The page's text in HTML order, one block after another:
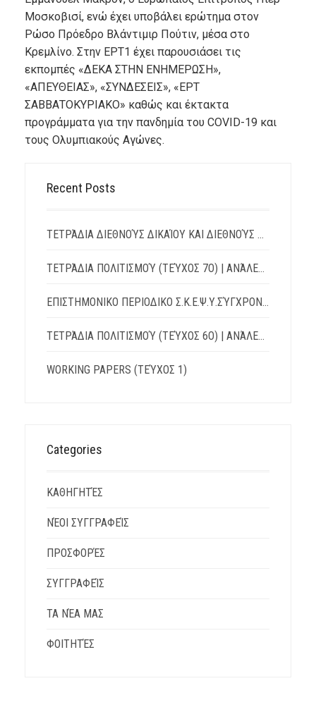
Μοσκοβισί, ενώ έχει υποβάλει ερώτημα στον
Ρώσο Πρόεδρο Βλάντιμιρ Πούτιν, μέσα στο
Κρεμλίνο. Στην ΕΡΤ1 έχει παρουσιάσει τις
εκπομπές «ΔΕΚΑ ΣΤΗΝ ΕΝΗΜΕΡΩΣΗ»,
«ΑΠΕΥΘΕΙΑΣ», «ΣΥΝΔΕΣΕΙΣ», «ΕΡΤ
ΣΑΒΒΑΤΟΚΥΡΙΑΚΟ» καθώς και έκτακτα
προγράμματα για την πανδημία του COVID-19 και
τους Ολυμπιακούς Αγώνες.
Recent Posts
ΤΕΤΡΆΔΙΑ ΔΙΕΘΝΟΎΣ ΔΙΚΑΊΟΥ ΚΑΙ ΔΙΕΘΝΟΎΣ ΠΟΛΙΤΙΚΉΣ | TΕΎΧΟΣ 15 – ΙΟΎΛΙΟΣ 2026
ΤΕΤΡΆΔΙΑ ΠΟΛΙΤΙΣΜΟΎ (ΤΕΎΧΟΣ 7Ο) | ΑΝΆΛΕΚΤΑ: ΛΌΓΟΙ – ΔΙΆΛΟΓΟΙ – ΑΝΤΊΛΟΓΟΙ
ΕΠΙΣΤΗΜΟΝΙΚΟ ΠΕΡΙΟΔΙΚΟ Σ.Κ.Ε.Ψ.Υ.ΣΎΓΧΡΟΝΗ ΚΟΙΝΩΝΊΑ, ΕΚΠΑΊΔΕΥΣΗ & ΨΥΧΙΚΉ ΥΓΕΊΑ
ΤΕΤΡΆΔΙΑ ΠΟΛΙΤΙΣΜΟΎ (ΤΕΎΧΟΣ 6Ο) | ΑΝΆΛΕΚΤΑ: ΛΌΓΟΙ – ΔΙΆΛΟΓΟΙ – ΑΝΤΊΛΟΓΟΙ
WORKING PAPERS (ΤΕΎΧΟΣ 1)
Categories
ΚΑΘΗΓΗΤΈΣ
ΝΈΟΙ ΣΥΓΓΡΑΦΕΊΣ
ΠΡΟΣΦΟΡΈΣ
ΣΥΓΓΡΑΦΕΊΣ
ΤΑ ΝΈΑ ΜΑΣ
ΦΟΙΤΗΤΈΣ